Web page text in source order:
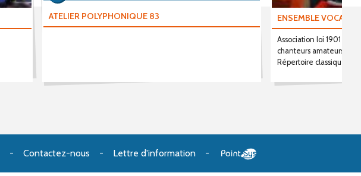
ATELIER POLYPHONIQUE 83 ENSEMBLE VOCAL
Association loi 1901
chanteurs amateurs se
Répertoire classique,
Contactez-nous Lettre d'information